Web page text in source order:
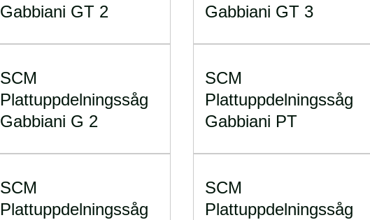
Gabbiani GT 2
Gabbiani GT 3
SCM
Plattuppdelningssåg
Gabbiani G 2
SCM
Plattuppdelningssåg
Gabbiani PT
SCM
Plattuppdelningssåg
SCM
Plattuppdelningssåg